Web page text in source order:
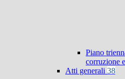
Piano
corruzione
Atti generali 38